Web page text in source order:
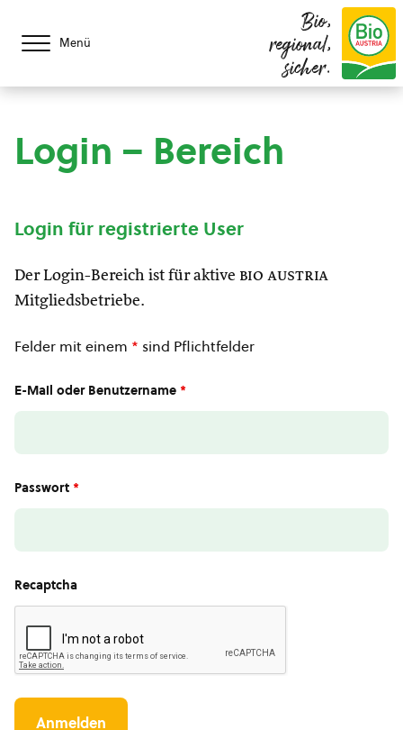
Menü
Bio,
regional,
sicher.
Login – Bereich
Login für registrierte User
Der Login-Bereich ist für aktive bio austria
Mitgliedsbetriebe.
Felder mit einem * sind Pflichtfelder
E-Mail oder Benutzername *
Passwort *
Recaptcha